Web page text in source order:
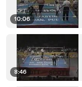
10:06
8:46